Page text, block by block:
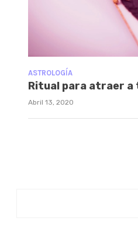
ASTROLOGÍA
Ritual para atraer a
Abril 13, 2020